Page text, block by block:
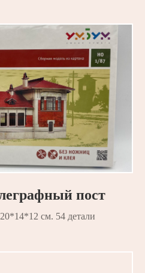
пост
см. 54 детали